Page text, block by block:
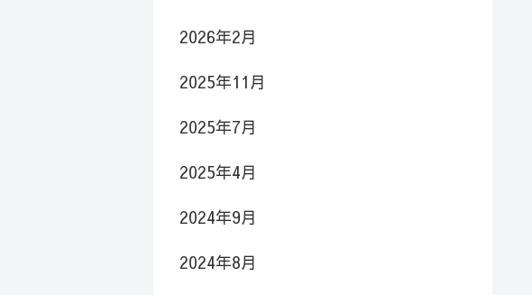
2026年2月
2025年11月
2025年7月
2025年4月
2024年9月
2024年8月